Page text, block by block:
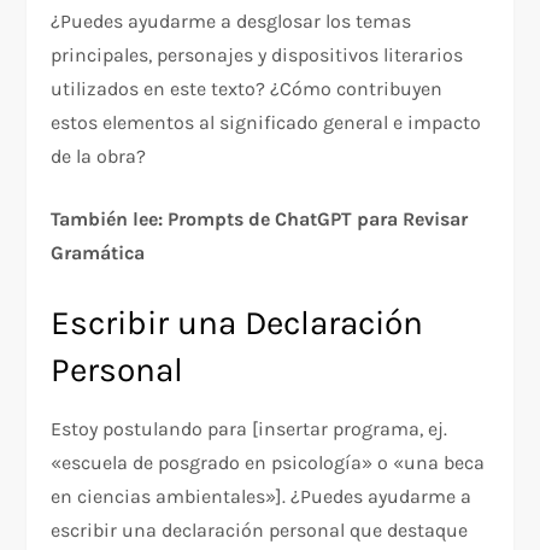
¿Puedes ayudarme a desglosar los temas
principales, personajes y dispositivos literarios
utilizados en este texto? ¿Cómo contribuyen
estos elementos al significado general e impacto
de la obra?
También lee: Prompts de ChatGPT para Revisar
Gramática
Escribir una Declaración
Personal
Estoy postulando para [insertar programa, ej.
«escuela de posgrado en psicología» o «una beca
en ciencias ambientales»]. ¿Puedes ayudarme a
escribir una declaración personal que destaque